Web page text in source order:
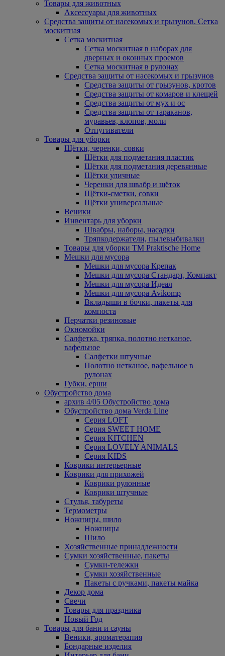
Товары для животных
Аксессуары для животных
Средства защиты от насекомых и грызунов. Сетка
москитная
Сетка москитная
Сетка москитная в наборах для
дверных и оконных проемов
Сетка москитная в рулонах
Средства защиты от насекомых и грызунов
Средства защиты от грызунов, кротов
Средства защиты от комаров и клещей
Средства защиты от мух и ос
Средства защиты от тараканов,
муравьев, клопов, моли
Отпугиватели
Товары для уборки
Щётки, черенки, совки
Щётки для подметания пластик
Щётки для подметания деревянные
Щётки уличные
Черенки для швабр и щёток
Щётки-сметки, совки
Щётки универсальные
Веники
Инвентарь для уборки
Швабры, наборы, насадки
Тряпкодержатели, пылевыбивалки
Товары для уборки ТМ Praktische Home
Мешки для мусора
Мешки для мусора Крепак
Мешки для мусора Стандарт, Компакт
Мешки для мусора Идеал
Мешки для мусора Avikomp
Вкладыши в бочки, пакеты для
компоста
Перчатки резиновые
Окномойки
Салфетка, тряпка, полотно нетканое,
вафельное
Салфетки штучные
Полотно нетканое, вафельное в
рулонах
Губки, ерши
Обустройство дома
архив 4/05 Обустройство дома
Обустройство дома Verda Line
Серия LOFT
Серия SWEET HOME
Серия KITCHEN
Серия LOVELY ANIMALS
Серия KIDS
Коврики интерьерные
Коврики для прихожей
Коврики рулонные
Коврики штучные
Стулья, табуреты
Термометры
Ножницы, шило
Ножницы
Шило
Хозяйственные принадлежности
Сумки хозяйственные, пакеты
Сумки-тележки
Сумки хозяйственные
Пакеты с ручками, пакеты майка
Декор дома
Свечи
Товары для праздника
Новый Год
Товары для бани и сауны
Веники, ароматерапия
Бондарные изделия